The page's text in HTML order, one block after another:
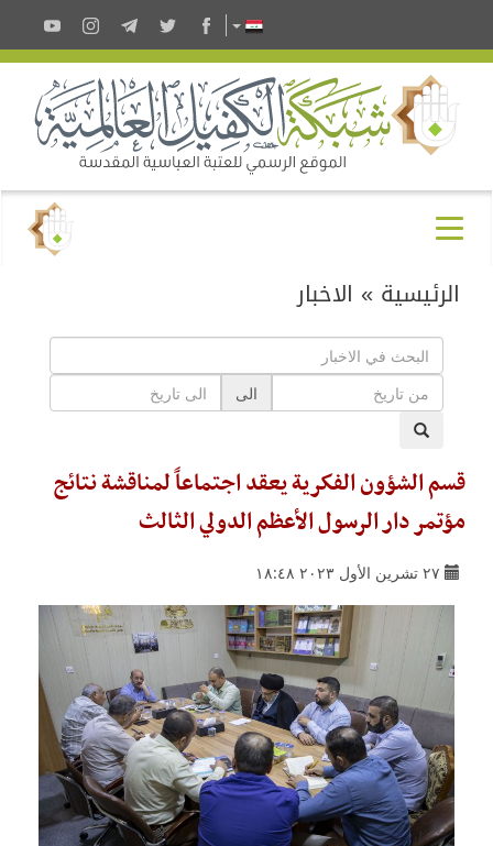
الرئيسية » الاخبار
الى
قسم الشؤون الفكرية يعقد اجتماعاً لمناقشة نتائج
مؤتمر دار الرسول الأعظم الدولي الثالث
٢٧ تشرين الأول ٢٠٢٣ ١٨:٤٨